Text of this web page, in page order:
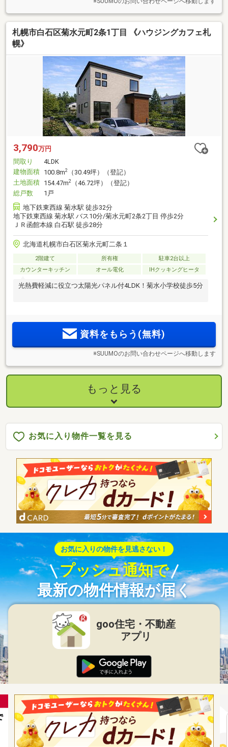
札幌市白石区菊水元町2条1丁目 《ハウジングカフェ札
幌》
3,790万円
間取り
4LDK
建物面積 100.8m2
（30.49坪）（登記）
土地面積 154.47m2
（46.72坪）（登記）
総戸数
1戸
地下鉄東西線 菊水駅 徒歩32分
地下鉄東西線 菊水駅 バス10分/菊水元町2条2丁目 停歩2分
ＪＲ函館本線 白石駅 徒歩28分
北海道札幌市白石区菊水元町二条１
2階建て 所有権
駐車2台以上
カウンターキッチン
オール電化 IHクッキングヒータ
光熱費軽減に役立つ太陽光パネル付4LDK！菊水小学校徒歩5分
資料をもらう(無料)
※SUUMOのお問い合わせページへ移動します
もっと見る
お気に入り物件一覧を見る
お気に入りの物件を見逃さない！
プッシュ通知で
最新の物件情報が届く
goo住宅・不動産
アプリ